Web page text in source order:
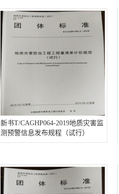
新书T/CAGHP064-2019地质灾害监
测预警信息发布规程（试行）